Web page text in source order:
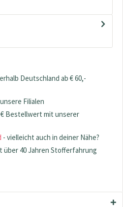
Deutschland ab € 60,-
Filialen
Bestellwert mit unserer
- vielleicht auch in deiner Nähe?
über 40 Jahren Stofferfahrung